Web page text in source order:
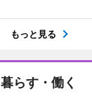
もっと見る
暮らす・働く